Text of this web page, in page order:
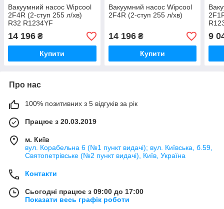
Вакуумний насос Wipcool
2F4R (2-ступ 255 л/хв)
R32 R1234YF
14 196 ₴
Купити
Вакуумний насос Wipcool
2F4R (2-ступ 255 л/хв)
14 196₴
Купити
9
Про нас
100% позитивних з 5 відгуків за рік
Працює з 20.03.2019
м. Київ
вул. Корабельна 6 (№1 пункт видачі); вул. Київська, б.59,
Святопетрівське (№2 пункт видачі), Київ, Україна
Контакти
Сьогодні працює з 09:00 до 17:00
Показати весь графік роботи